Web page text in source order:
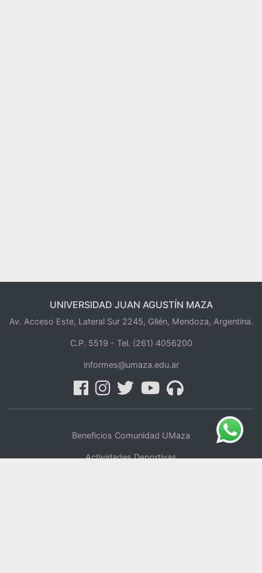
UNIVERSIDAD JUAN AGUSTÍN MAZA
Av. Acceso Este, Lateral Sur 2245, Gllén, Mendoza, Argentina.
C.P. 5519 - Tel. (261) 4056200
informes@umaza.edu.ar
Beneficios Comunidad UMaza
Actividades Deportivas